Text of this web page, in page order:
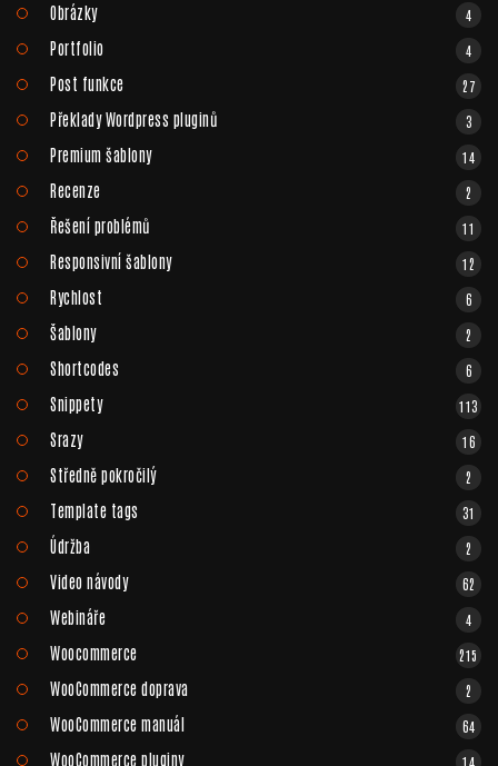
Obrázky 4
Portfolio 4
Post funkce 27
Překlady Wordpress pluginů 3
Premium šablony 14
Recenze 2
Řešení problémů 11
Responsivní šablony 12
Rychlost 6
Šablony 2
Shortcodes 6
Snippety 113
Srazy 16
Středně pokročilý 2
Template tags 31
Údržba 2
Video návody 62
Webináře 4
Woocommerce 215
WooCommerce doprava 2
WooCommerce manuál 64
WooCommerce pluginy 14